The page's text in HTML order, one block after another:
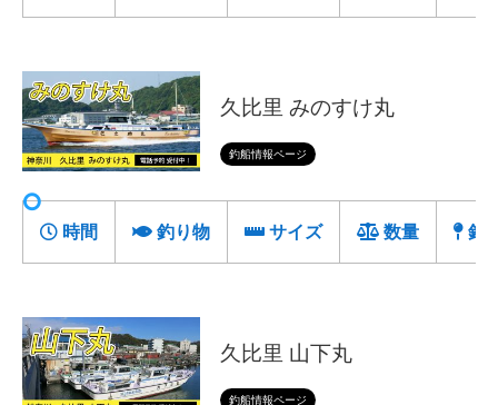
久比里 みのすけ丸
釣船情報ページ
時間 釣り物 サイズ 数量 釣
久比里 山下丸
釣船情報ページ